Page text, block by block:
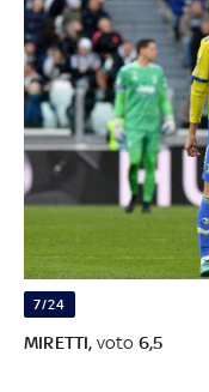
7/24
MIRETTI, voto 6,5